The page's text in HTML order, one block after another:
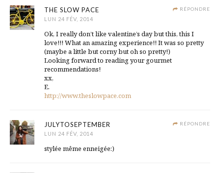
RÉPONDRE
THE SLOW PACE
LUN 24 FÉV, 2014
Ok, I really don’t like valentine’s day but this, this I
love!!! What an amazing experience!! It was so pretty
(maybe a little but corny but oh so pretty!)
Looking forward to reading your gourmet
recommendations!
xx,
E.
http://www.theslowpace.com
RÉPONDRE
JULYTOSEPTEMBER
LUN 24 FÉV, 2014
stylée même enneigée:)